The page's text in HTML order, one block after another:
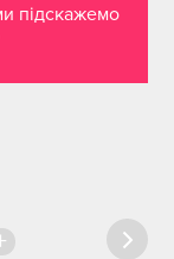
підскажемо